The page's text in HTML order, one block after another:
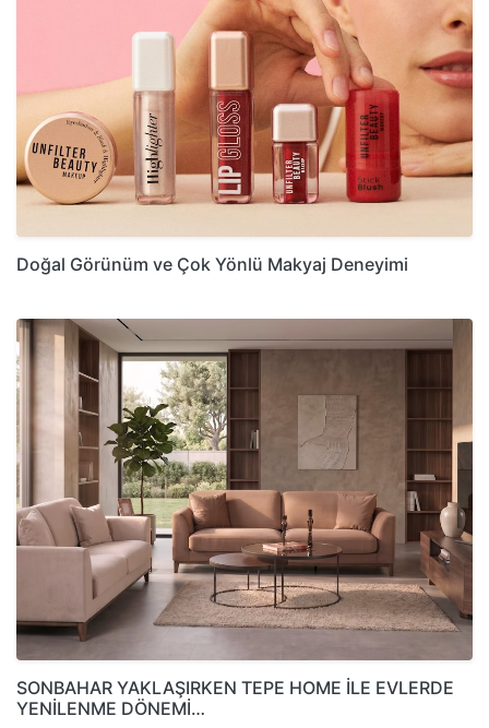
Doğal Görünüm ve Çok Yönlü Makyaj Deneyimi
SONBAHAR YAKLAŞIRKEN TEPE HOME İLE EVLERDE
YENİLENME DÖNEMİ…